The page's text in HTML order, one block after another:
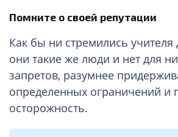
Помните о своей репутации
Как бы ни стремились учителя
они такие же люди и нет для
запретов, разумнее
определенных ограничений и
осторожность.